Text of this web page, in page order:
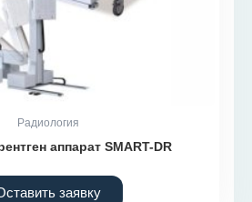
Радиология
аппарат SMART-DR
заявку